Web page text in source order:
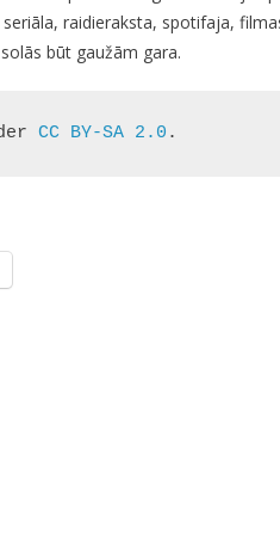
raidieraksta, spotifaja,
būt gaužām gara.
CC BY-SA 2.0 .